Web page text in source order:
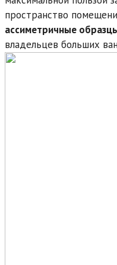
пространство
ассиметричные
владельцев больших